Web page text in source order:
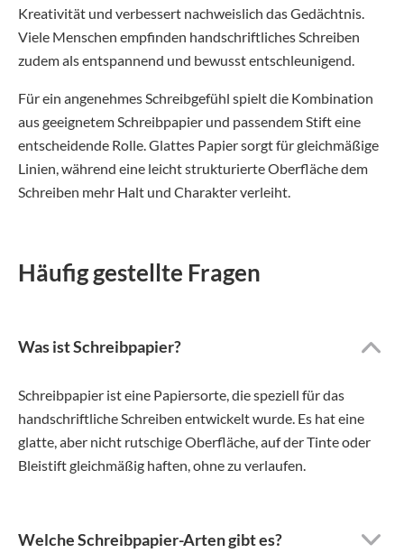
Kreativität und verbessert nachweislich das Gedächtnis.
Viele Menschen empfinden handschriftliches Schreiben
zudem als entspannend und bewusst entschleunigend.
Für ein angenehmes Schreibgefühl spielt die Kombination
aus geeignetem Schreibpapier und passendem Stift eine
entscheidende Rolle. Glattes Papier sorgt für gleichmäßige
Linien, während eine leicht strukturierte Oberfläche dem
Schreiben mehr Halt und Charakter verleiht.
Häufig gestellte Fragen
Was ist Schreibpapier?
Schreibpapier ist eine Papiersorte, die speziell für das
handschriftliche Schreiben entwickelt wurde. Es hat eine
glatte, aber nicht rutschige Oberfläche, auf der Tinte oder
Bleistift gleichmäßig haften, ohne zu verlaufen.
Welche Schreibpapier-Arten gibt es?